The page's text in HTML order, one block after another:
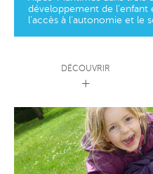
développement de l’enfant
l’accès à l’autonomie et le
DÉCOUVRIR